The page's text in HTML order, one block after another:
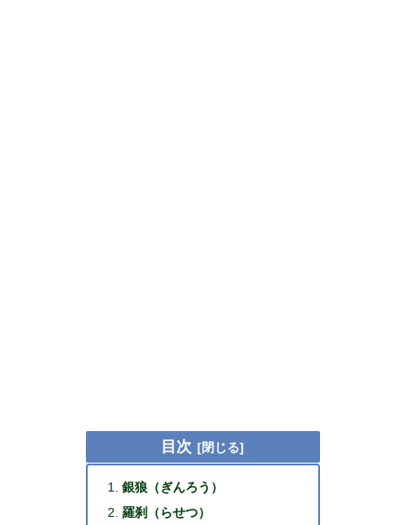
目次
銀狼（ぎんろう）
羅刹（らせつ）